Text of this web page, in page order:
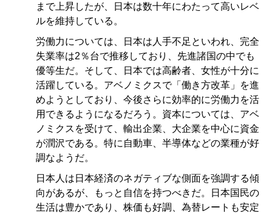
まで上昇したが、日本は数十年にわたって高いレベ
ルを維持している。
労働力については、日本は人手不足といわれ、完全
失業率は2％台で推移しており、先進諸国の中でも
優等生だ。そして、日本では高齢者、女性が十分に
活躍している。アベノミクスで「働き方改革」を進
めようとしており、今後さらに効率的に労働力を活
用できるようになるだろう。資本については、アベ
ノミクスを受けて、輸出企業、大企業を中心に資金
が潤沢である。特に自動車、半導体などの業種が好
調なようだ。
日本人は日本経済のネガティブな側面を強調する傾
向があるが、もっと自信を持つべきだ。日本国民の
生活は豊かであり、株価も好調、為替レートも安定